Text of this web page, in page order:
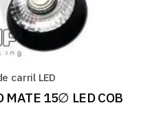
carril LED
MATE 15∅ LED COB